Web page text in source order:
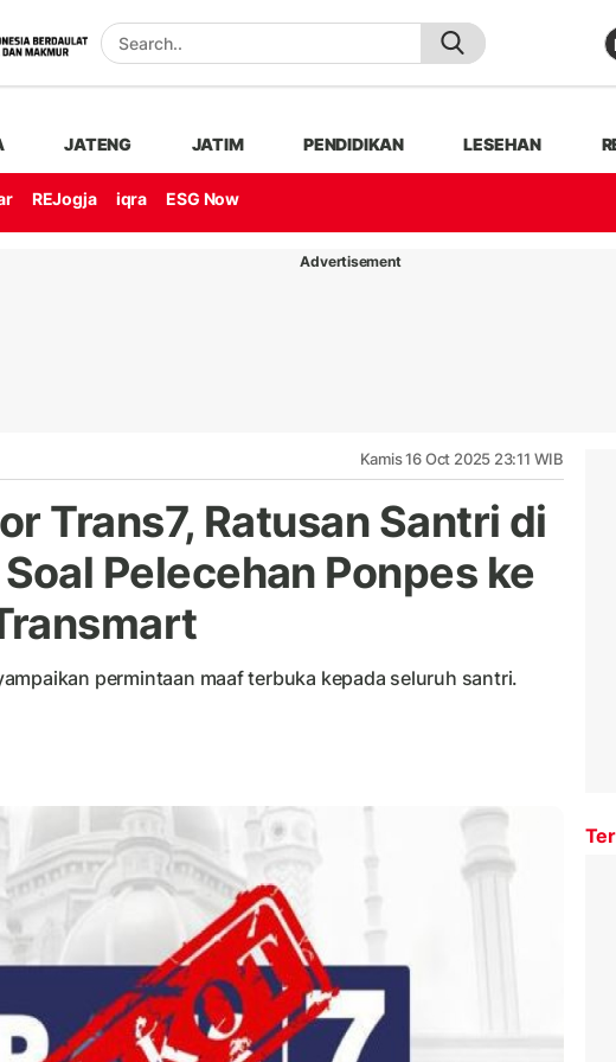
JATENG JATIM PENDIDIKAN LESEHAN
REJogja iqra ESG Now
Advertisement
Kamis 16 Oct 2025 23:11 WIB
Trans7, Ratusan Santri di
Pelecehan Ponpes ke
permintaan maaf terbuka kepada seluruh santri.